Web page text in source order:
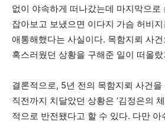
없이 야속하게 떠나갔는데 마지막으로
잡아보고 보냈으면 이다지 가슴 허비
애통해했다는 사실이다. 목함지뢰 사
혹스러웠던 상황을 구해준 일이 떠올
결론적으로, 5년 전의 목함지뢰 사건
직전까지 치달았던 상황은 ‘김정은의
적으로 반전됐다고 할 수 있다. 다만 아